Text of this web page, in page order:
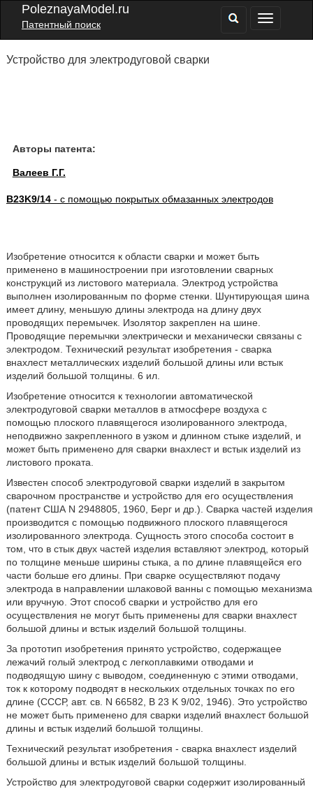
PoleznayaModel.ru
Патентный поиск
Устройство для электродуговой сварки
Авторы патента:
Валеев Г.Г.
B23K9/14- с помощью покрытых обмазанных электродов
Изобретение относится к области сварки и может быть
применено в машиностроении при изготовлении сварных
конструкций из листового материала. Электрод устройства
выполнен изолированным по форме стенки. Шунтирующая шина
имеет длину, меньшую длины электрода на длину двух
проводящих перемычек. Изолятор закреплен на шине.
Проводящие перемычки электрически и механически связаны с
электродом. Технический результат изобретения - сварка
внахлест металлических изделий большой длины или встык
изделий большой толщины. 6 ил.
Изобретение относится к технологии автоматической
электродуговой сварки металлов в атмосфере воздуха с
помощью плоского плавящегося изолированного электрода,
неподвижно закрепленного в узком и длинном стыке изделий, и
может быть применено для сварки внахлест и встык изделий из
листового проката.
Известен способ электродуговой сварки изделий в закрытом
сварочном пространстве и устройство для его осуществления
(патент США N 2948805, 1960, Берг и др.). Сварка частей изделия
производится с помощью подвижного плоского плавящегося
изолированного электрода. Сущность этого способа состоит в
том, что в стык двух частей изделия вставляют электрод, который
по толщине меньше ширины стыка, а по длине плавящейся его
части больше его длины. При сварке осуществляют подачу
электрода в направлении шлаковой ванны с помощью механизма
или вручную. Этот способ сварки и устройство для его
осуществления не могут быть применены для сварки внахлест
большой длины и встык изделий большой толщины.
За прототип изобретения принято устройство, содержащее
лежачий голый электрод с легкоплавкими отводами и
подводящую шину с выводом, соединенную с этими отводами,
ток к которому подводят в нескольких отдельных точках по его
длине (СССР, авт. св. N 66582, B 23 K 9/02, 1946). Это устройство
не может быть применено для сварки изделий внахлест большой
длины и встык изделий большой толщины.
Технический результат изобретения - сварка внахлест изделий
большой длины и встык изделий большой толщины.
Устройство для электродуговой сварки содержит изолированный